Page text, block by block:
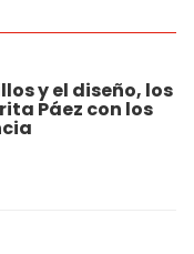
y el diseño, los
Páez con los